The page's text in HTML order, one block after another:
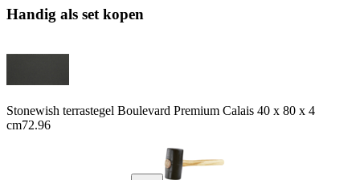
Handig als set kopen
Stonewish terrastegel Boulevard Premium Calais 40 x 80 x 4
cm72.96